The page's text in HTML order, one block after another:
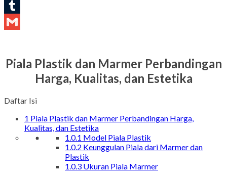
LinkedIn
Tumblr
Piala Plastik dan Marmer Perbandingan
Harga, Kualitas, dan Estetika
Daftar Isi
1 Piala Plastik dan Marmer Perbandingan Harga,
Kualitas, dan Estetika
1.0.1 Model Piala Plastik
1.0.2 Keunggulan Piala dari Marmer dan
Plastik
1.0.3 Ukuran Piala Marmer